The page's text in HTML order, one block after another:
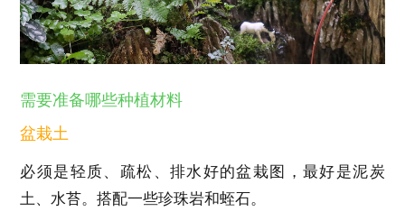
需要准备哪些种植材料
盆栽土
必须是轻质、疏松、排水好的盆栽图，最好是泥炭
土、水苔。搭配一些珍珠岩和蛭石。